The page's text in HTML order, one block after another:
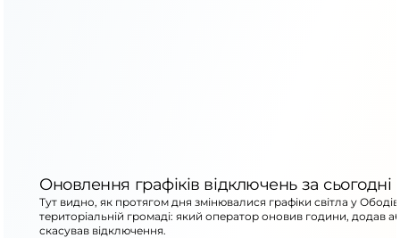
Оновлення графіків відключень за сьогодні
Тут видно, як протягом дня змінювалися графіки світла у
територіальній громаді: який оператор оновив години, додав
скасував відключення.